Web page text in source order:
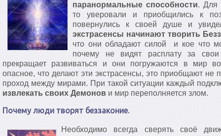
паранормальные способности. Для
то уверовали и приобщились к
повернулись к своей душе и
экстрасенсы начинают творить
что они обладают силой и кое что
почему не видят расплату за
прекращает развиваться и они погружаются в мир
опасное, что делают эти экстрасенсы, это приобщают не
проход между мирами. При такой ситуации каждый
извлекать своих Демонов и мир переполняется злом.
Почему люди творят беззаконие.
Необходимо всегда сверять своё